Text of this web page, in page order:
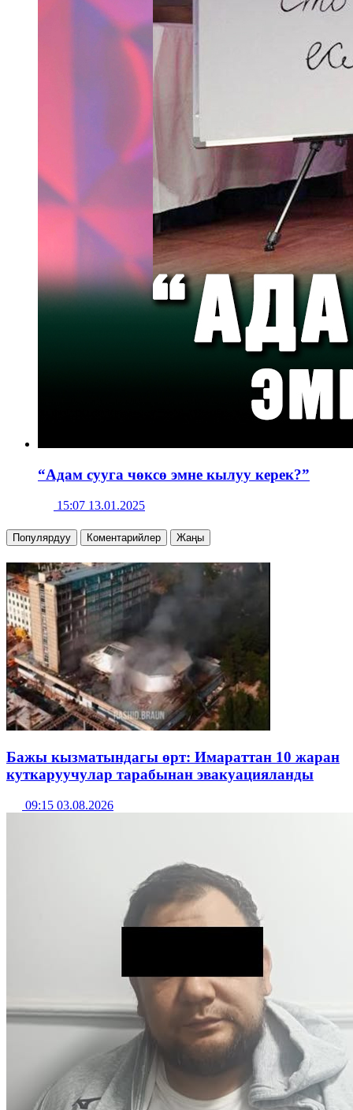
“Адам сууга чөксө эмне кылуу керек?”
15:07 13.01.2025
Популярдуу Коментарийлер Жаңы
Бажы кызматындагы өрт: Имараттан 10 жаран
куткаруучулар тарабынан эвакуацияланды
09:15 03.08.2026